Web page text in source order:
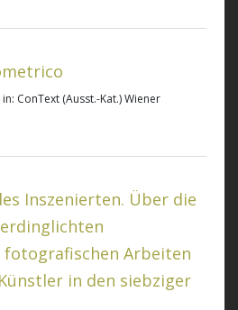
in: ConText (Ausst.-Kat.) Wiener
Inszenierten. Über die
Arbeiten
in den siebziger